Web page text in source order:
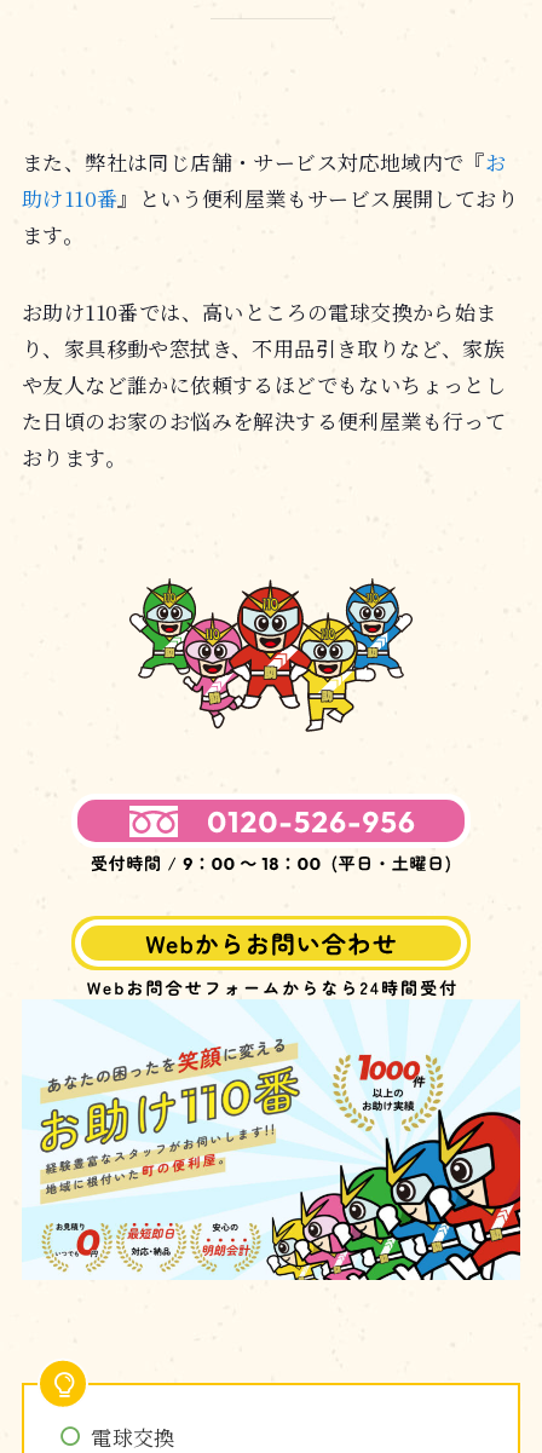
また、弊社は同じ店舗・サービス対応地域内で『お
助け110番 』という便利屋業もサービス展開しており
ます。
お助け110番では、高いところの電球交換から始ま
り、家具移動や窓拭き、不用品引き取りなど、家族
や友人など誰かに依頼するほどでもないちょっとし
た日頃のお家のお悩みを解決する便利屋業も行って
おります。
電球交換